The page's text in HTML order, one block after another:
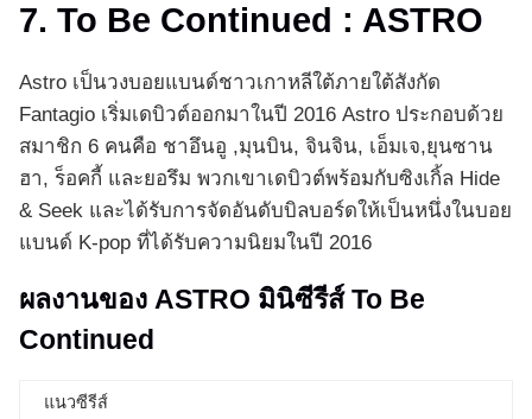
7. To Be Continued : ASTRO
Astro เป็นวงบอยแบนด์ชาวเกาหลีใต้ภายใต้สังกัด
Fantagio เริ่มเดบิวต์ออกมาในปี 2016 Astro ประกอบด้วย
สมาชิก 6 คนคือ ชาอึนอู ,มุนบิน, จินจิน, เอ็มเจ,ยุนซาน
ฮา, ร็อคกี้ และยอรึม พวกเขาเดบิวต์พร้อมกับซิงเกิ้ล Hide
& Seek และได้รับการจัดอันดับบิลบอร์ดให้เป็นหนึ่งในบอย
แบนด์ K-pop ที่ได้รับความนิยมในปี 2016
ผลงานของ ASTRO มินิซีรีส์ To Be
Continued
แนวซีรีส์